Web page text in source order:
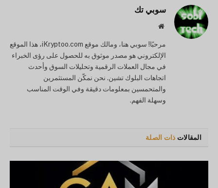
سوبي تك
موقع
مرحبًا! سوبي هنا، ومالك موقع iKryptoo.com، هذا الموقع
الإلكتروني هو مصدر موثوق به للحصول على رؤى الخبراء
في مجال العملات الرقمية وتحليلات السوق وأحدث
اتجاهات البلوك تشين. نحن نمكّن المستثمرين
والمتحمسين بمعلومات دقيقة وفي الوقت المناسب
وسهلة الفهم.
المقالات ذات الصلة